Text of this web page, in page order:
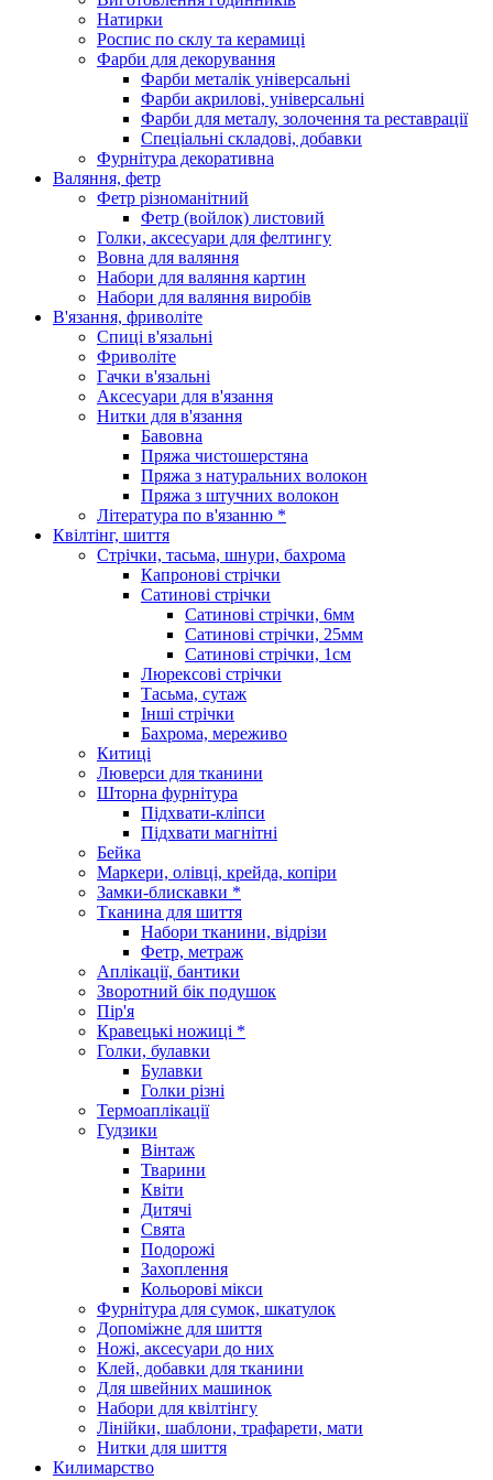
Натирки
Роспис по склу та керамиці
Фарби для декорування
Фарби металік універсальні
Фарби акрилові, універсальні
Фарби для металу, золочення та реставрації
Спеціальні складові, добавки
Фурнітура декоративна
Валяння, фетр
Фетр різноманітний
Фетр (войлок) листовий
Голки, аксесуари для фелтингу
Вовна для валяння
Набори для валяння картин
Набори для валяння виробів
В'язання, фриволіте
Спиці в'язальні
Фриволіте
Гачки в'язальні
Аксесуари для в'язання
Нитки для в'язання
Бавовна
Пряжа чистошерстяна
Пряжа з натуральних волокон
Пряжа з штучних волокон
Література по в'язанню *
Квілтінг, шиття
Стрічки, тасьма, шнури, бахрома
Капронові стрічки
Сатинові стрічки
Сатинові стрічки, 6мм
Сатинові стрічки, 25мм
Сатинові стрічки, 1см
Люрексові стрічки
Тасьма, сутаж
Інші стрічки
Бахрома, мереживо
Китиці
Люверси для тканини
Шторна фурнітура
Підхвати-кліпси
Підхвати магнітні
Бейка
Маркери, олівці, крейда, копіри
Замки-блискавки *
Тканина для шиття
Набори тканини, відрізи
Фетр, метраж
Аплікації, бантики
Зворотний бік подушок
Пір'я
Кравецькі ножиці *
Голки, булавки
Булавки
Голки різні
Термоаплікації
Гудзики
Вінтаж
Тварини
Квіти
Дитячі
Свята
Подорожі
Захоплення
Кольорові мікси
Фурнітура для сумок, шкатулок
Допоміжне для шиття
Ножі, аксесуари до них
Клей, добавки для тканини
Для швейних машинок
Набори для квілтінгу
Лінійки, шаблони, трафарети, мати
Нитки для шиття
Килимарство